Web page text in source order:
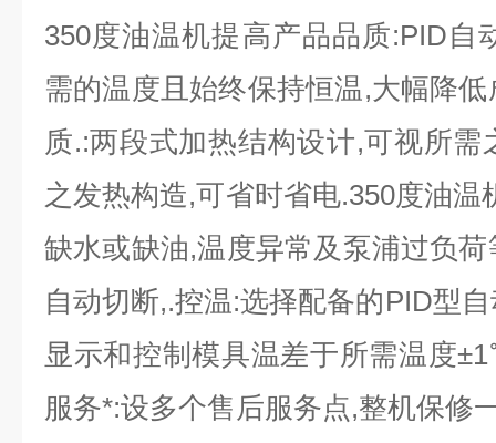
350度油温机提高产品品质:PID自
需的温度且始终保持恒温,大幅降
质.:两段式加热结构设计,可视所
之发热构造,可省时省电.350度油
缺水或缺油,温度异常及泵浦过负
自动切断,.控温:选择配备的PID型
显示和控制模具温差于所需温度
服务*:设多个售后服务点,整机保修